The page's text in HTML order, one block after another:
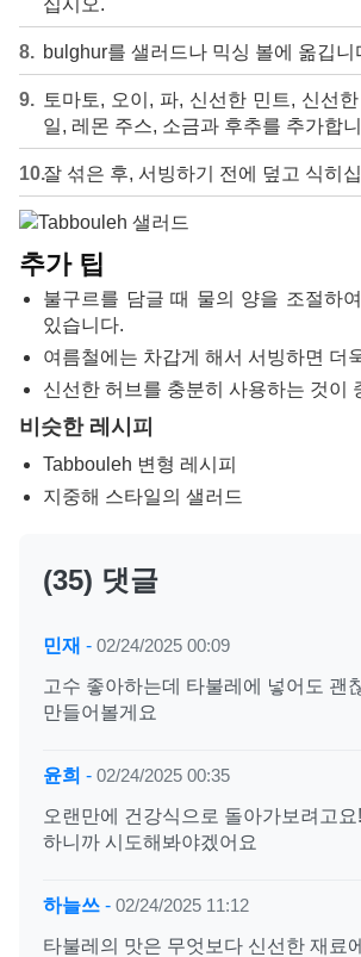
십시오.
bulghur를 샐러드나 믹싱 볼에 옮깁니
토마토, 오이, 파, 신선한 민트, 신선
일, 레몬 주스, 소금과 후추를 추가합
잘 섞은 후, 서빙하기 전에 덮고 식히
추가 팁
불구르를 담글 때 물의 양을 조절하
있습니다.
여름철에는 차갑게 해서 서빙하면 더
신선한 허브를 충분히 사용하는 것이
비슷한 레시피
Tabbouleh 변형 레시피
지중해 스타일의 샐러드
(35) 댓글
민재 - 02/24/2025 00:09
고수 좋아하는데 타불레에 넣어도 괜
만들어볼게요
윤희 - 02/24/2025 00:35
오랜만에 건강식으로 돌아가보려고
하니까 시도해봐야겠어요
하늘쓰 - 02/24/2025 11:12
타불레의 맛은 무엇보다 신선한 재료